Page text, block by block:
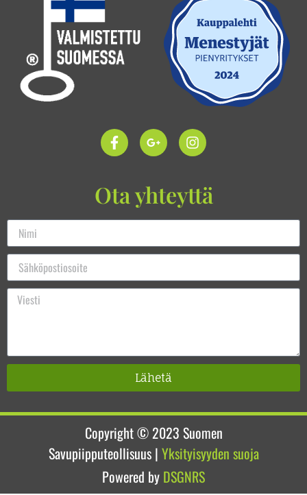
Ota yhteyttä
Lähetä
Copyright © 2023 Suomen
Savupiipputeollisuus| Yksityisyyden suoja
Powered by DSGNRS